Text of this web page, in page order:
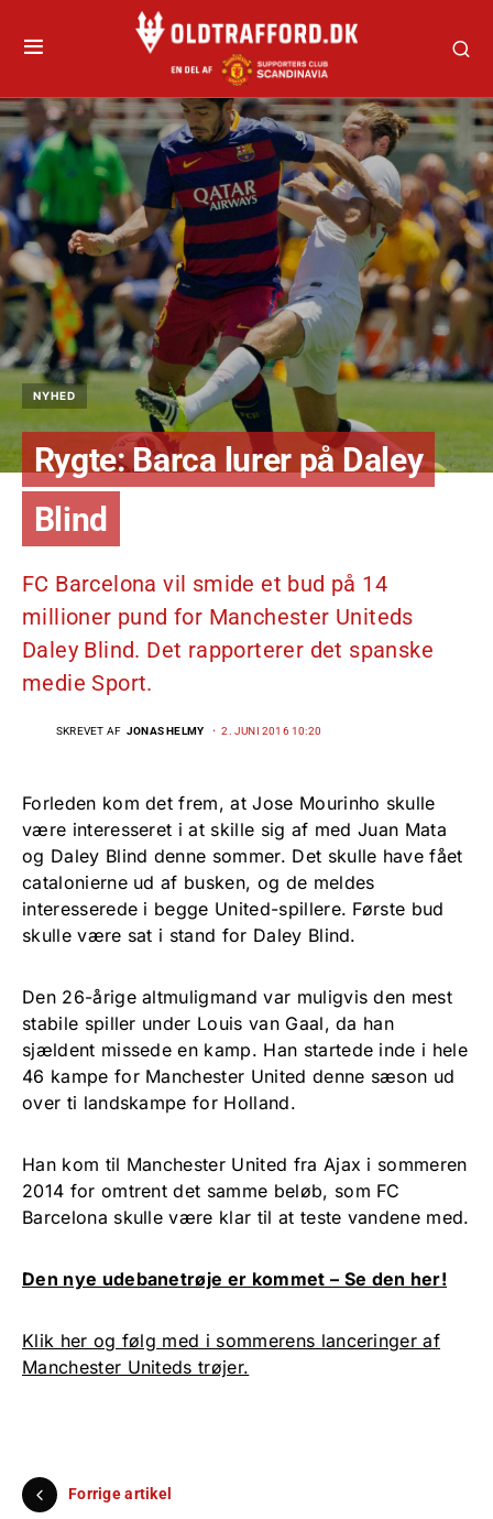
NYHED
Rygte: Barca lurer på Daley
Blind
FC Barcelona vil smide et bud på 14
millioner pund for Manchester Uniteds
Daley Blind. Det rapporterer det spanske
medie Sport.
SKREVET AF JONAS HELMY 2. JUNI 2016 10:20
Forleden kom det frem, at Jose Mourinho skulle
være interesseret i at skille sig af med Juan Mata
og Daley Blind denne sommer. Det skulle have fået
catalonierne ud af busken, og de meldes
interesserede i begge United-spillere. Første bud
skulle være sat i stand for Daley Blind.
Den 26-årige altmuligmand var muligvis den mest
stabile spiller under Louis van Gaal, da han
sjældent missede en kamp. Han startede inde i hele
46 kampe for Manchester United denne sæson ud
over ti landskampe for Holland.
Han kom til Manchester United fra Ajax i sommeren
2014 for omtrent det samme beløb, som FC
Barcelona skulle være klar til at teste vandene med.
Den nye udebanetrøje er kommet – Se den her!
Klik her og følg med i sommerens lanceringer af
Manchester Uniteds trøjer.
Forrige artikel